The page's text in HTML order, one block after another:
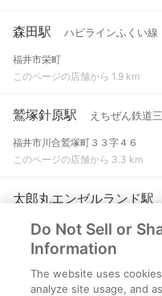
森田駅 ハピラインふくい線
福井市栄町
このページの店舗から 1.9 km
鷲塚針原駅 えちぜん鉄道
福井市川合鷲塚町３３字４６
このページの店舗から 3.3 km
太郎丸エンゼルランド駅
坂井市春江町西太郎丸５字４０-２
このページの店舗から 3.6 km
中角駅 えちぜん鉄道三国芦
Do Not Sell or
Information
The website uses
analyze site usage, and